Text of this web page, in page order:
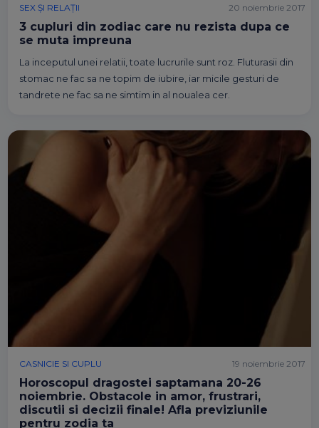
SEX ȘI RELAȚII
3 cupluri din zodiac care nu rezista dupa ce
se muta impreuna
La inceputul unei relatii, toate lucrurile sunt roz. Fluturasii din
stomac ne fac sa ne topim de iubire, iar micile gesturi de
tandrete ne fac sa ne simtim in al noualea cer.
20 noiembrie 2017
CASNICIE SI CUPLU
Horoscopul dragostei saptamana 20-26
noiembrie. Obstacole in amor, frustrari,
discutii si decizii finale! Afla previziunile
pentru zodia ta
19 noiembrie 2017